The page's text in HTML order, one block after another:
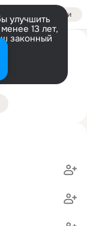
Войти
улучшить
13 лет,
законный
АБиК